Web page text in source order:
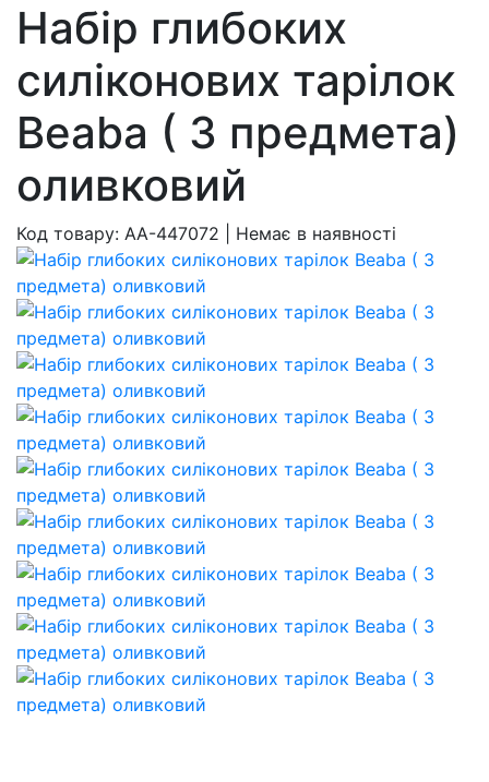
Набір глибоких
силіконових тарілок
Beaba ( 3 предмета)
оливковий
Код товару: AA-447072 Немає в наявності